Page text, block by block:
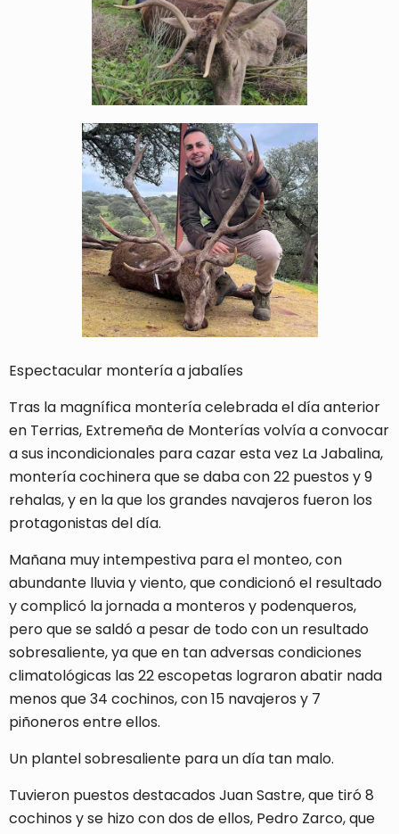
Espectacular montería a jabalíes
Tras la magnífica montería celebrada el día anterior
en Terrias, Extremeña de Monterías volvía a convocar
a sus incondicionales para cazar esta vez La Jabalina,
montería cochinera que se daba con 22 puestos y 9
rehalas, y en la que los grandes navajeros fueron los
protagonistas del día.
Mañana muy intempestiva para el monteo, con
abundante lluvia y viento, que condicionó el resultado
y complicó la jornada a monteros y podenqueros,
pero que se saldó a pesar de todo con un resultado
sobresaliente, ya que en tan adversas condiciones
climatológicas las 22 escopetas lograron abatir nada
menos que 34 cochinos, con 15 navajeros y 7
piñoneros entre ellos.
Un plantel sobresaliente para un día tan malo.
Tuvieron puestos destacados Juan Sastre, que tiró 8
cochinos y se hizo con dos de ellos, Pedro Zarco, que